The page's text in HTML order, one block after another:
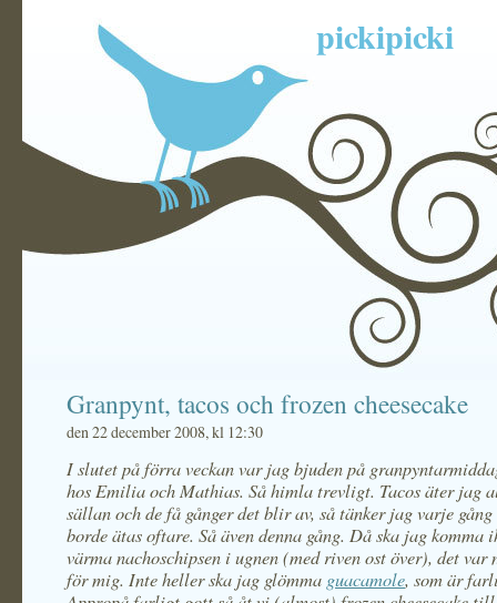
pickipicki
Granpynt, tacos och frozen cheesecake
den 22 december 2008, kl 12:30
I slutet på förra veckan var jag bjuden på
hos Emilia och Mathias. Så himla trevligt. Tacos äter jag
sällan och de få gånger det blir av, så tänker jag varje
borde ätas oftare. Så även denna gång. Då ska jag komma
värma nachoschipsen i ugnen (med riven ost över), det var
för mig. Inte heller ska jag glömma guacamole, som är